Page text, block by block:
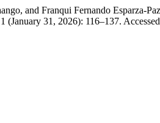
and Franqui Fernando Esparza-
(January 31, 2026): 116–137.